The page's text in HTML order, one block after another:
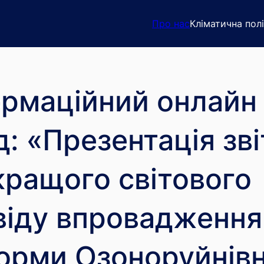
Про насКліматична
онлайн
«Презентація
світового
впровадження